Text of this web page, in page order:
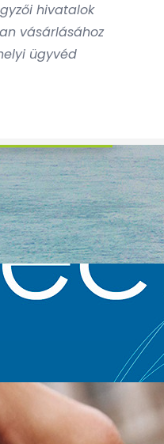
hivatalok
vásárlásához
ügyvéd